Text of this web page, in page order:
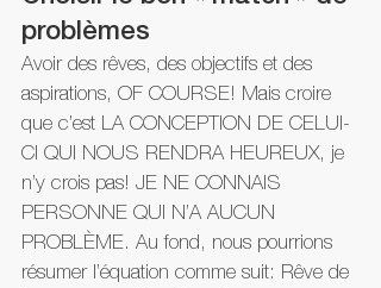
problèmes
Avoir des rêves, des objectifs et des
aspirations, OF COURSE! Mais croire
que c’est LA CONCEPTION DE CELUI-
CI QUI NOUS RENDRA HEUREUX, je
n’y crois pas! JE NE CONNAIS
PERSONNE QUI N’A AUCUN
PROBLÈME. Au fond, nous pourrions
résumer l’équation comme suit: Rêve de